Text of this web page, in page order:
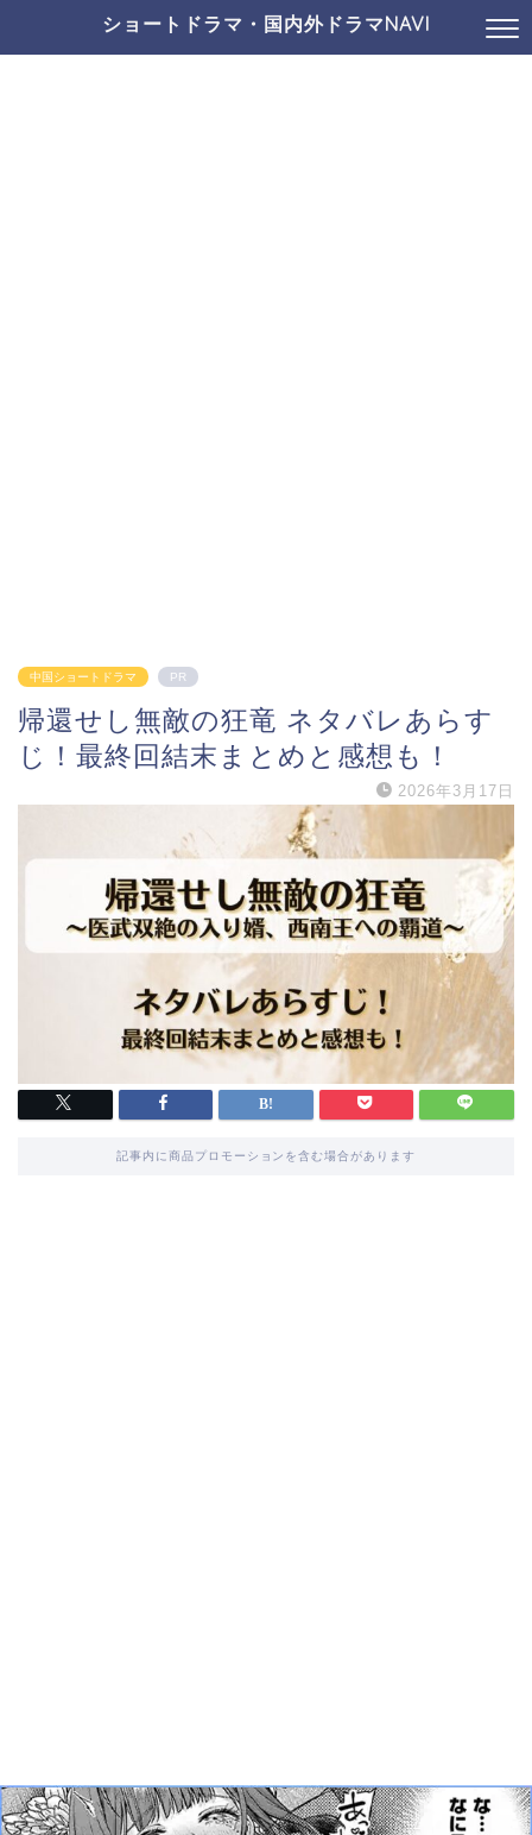
ショートドラマ・国内外ドラマNAVI
中国ショートドラマ PR
帰還せし無敵の狂竜 ネタバレあらす
じ！最終回結末まとめと感想も！
2026年3月17日
記事内に商品プロモーションを含む場合があります